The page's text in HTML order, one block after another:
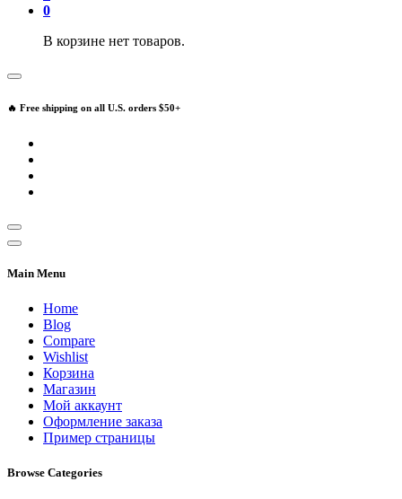
0
В корзине нет товаров.
🔥 Free shipping on all U.S. orders $50+
Main Menu
Home
Blog
Compare
Wishlist
Корзина
Магазин
Мой аккаунт
Оформление заказа
Пример страницы
Browse Categories